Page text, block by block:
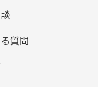
質問